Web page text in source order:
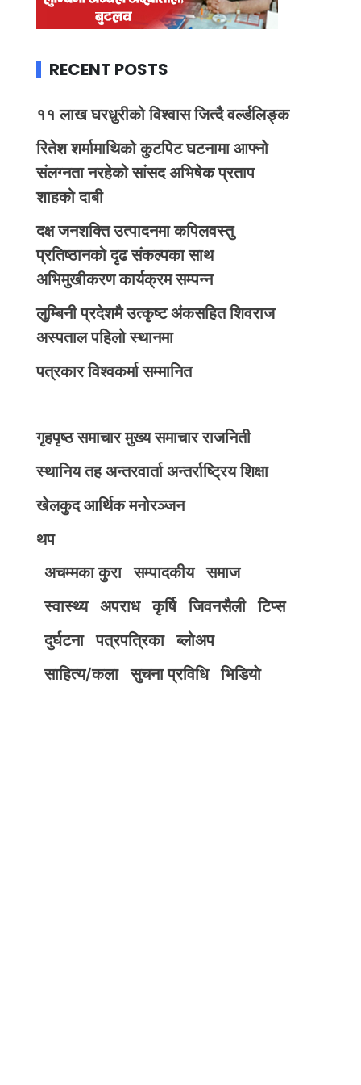
RECENT POSTS
११ लाख घरधुरीको विश्वास जित्दै वर्ल्डलिङ्क
रितेश शर्मामाथिको कुटपिट घटनामा आफ्नो
संलग्नता नरहेको सांसद अभिषेक प्रताप
शाहको दाबी
दक्ष जनशक्ति उत्पादनमा कपिलवस्तु
प्रतिष्ठानको दृढ संकल्पका साथ
अभिमुखीकरण कार्यक्रम सम्पन्न
लुम्बिनी प्रदेशमै उत्कृष्ट अंकसहित शिवराज
अस्पताल पहिलो स्थानमा
पत्रकार विश्वकर्मा सम्मानित
गृहपृष्ठ समाचार मुख्य समाचार राजनिती
स्थानिय तह अन्तरवार्ता अन्तर्राष्ट्रिय शिक्षा
खेलकुद आर्थिक मनोरञ्जन
थप
अचम्मका कुरा
सम्पादकीय
समाज
स्वास्थ्य
अपराध कृर्षि जिवनसैली
टिप्स
दुर्घटना
पत्रपत्रिका
ब्लोअप
साहित्य/कला
सुचना प्रविधि भिडियाे